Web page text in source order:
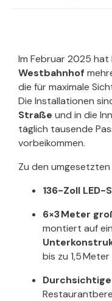
Im Februar 2025 hat
Westbahnhof
die für maximale
Die Installationen
Straße und in die
täglich tausende
vorbeikommen.
Zu den umgesetzten
136-Zoll LED-
6×3 Meter
montiert auf
bis zu 1,5
Durchsichtige